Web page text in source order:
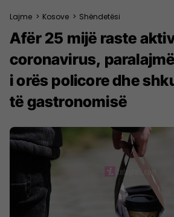
Lajme > Kosove > Shëndetësi
Afër 25 mijë raste
coronavirus,
i orës policore dhe
të gastronomisë